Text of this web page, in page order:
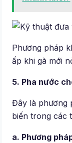
Phương pháp
ấp khi gà mới
5. Pha nước
Đây là phương
biến trong các
a. Phương